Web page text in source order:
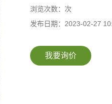
浏览次数： 次
发布日期： 2023-02-27
我要询价